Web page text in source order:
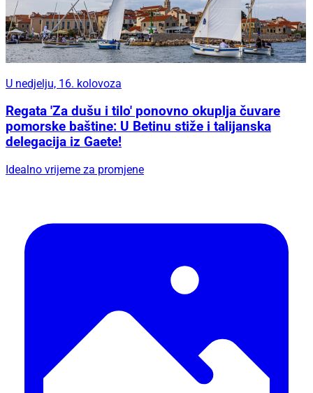
U nedjelju, 16. kolovoza
Regata 'Za dušu i tilo' ponovno okuplja čuvare
pomorske baštine: U Betinu stiže i talijanska
delegacija iz Gaete!
Idealno vrijeme za promjene